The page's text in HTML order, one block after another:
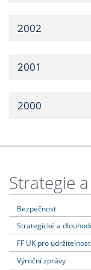
2002
2001
2000
Strategie
Bezpečnost
Strategické a
FF UK pro udržitelnost
Výroční zprávy